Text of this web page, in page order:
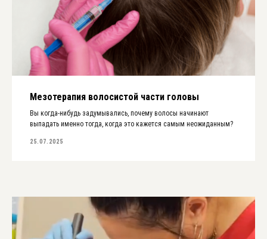
Мезотерапия волосистой части головы
Вы когда-нибудь задумывались, почему волосы начинают
выпадать именно тогда, когда это кажется самым неожиданным?
25.07.2025